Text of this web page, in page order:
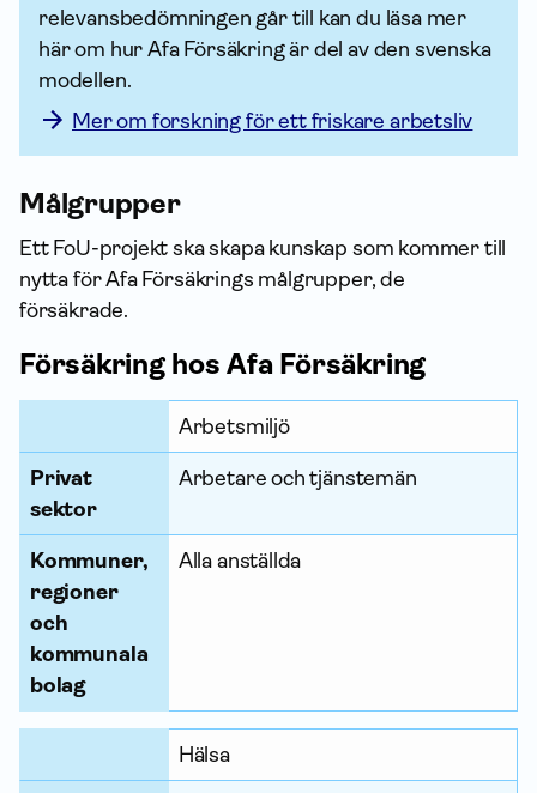
relevansbedömningen går till kan du läsa mer
här om hur Afa För­säkring är del av den svenska
modellen.
Mer om forskning för ett friskare arbetsliv
Målgrupper
Ett FoU-projekt ska skapa kunskap som kommer till
nytta för Afa Försäkrings målgrupper, de
försäkrade.
För­säkring hos Afa För­säkring
v
t
r
Arbetsmiljö
Privat
sektor
Arbetare och tjänstemän
Kommuner,
regioner
och
kommunala
bolag
Alla anställda
Hälsa